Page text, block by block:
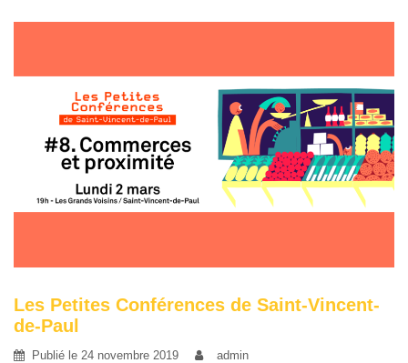
Les Petites Conférences de Saint-Vincent-
de-Paul
Publié le 24 novembre 2019
admin